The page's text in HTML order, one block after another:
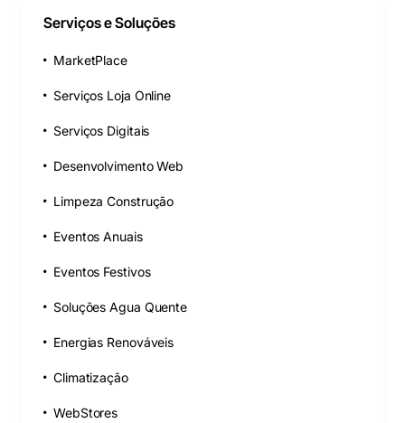
Serviços e Soluções
MarketPlace
Serviços Loja Online
Serviços Digitais
Desenvolvimento Web
Limpeza Construção
Eventos Anuais
Eventos Festivos
Soluções Agua Quente
Energias Renováveis
Climatização
WebStores